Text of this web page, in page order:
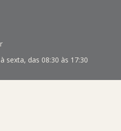
sexta, das 08:30 às 17:30